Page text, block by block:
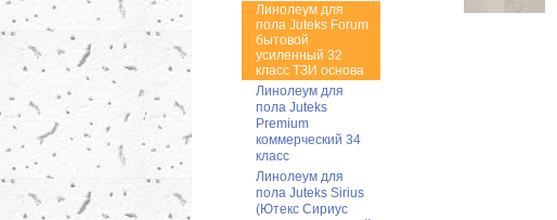
Линолеум для
пола Juteks Forum
бытовой
усиленный 32
класс ТЗИ основа
Линолеум для
пола Juteks
Premium
коммерческий 34
класс
Линолеум для
пола Juteks Sirius
(Ютекс Сириус